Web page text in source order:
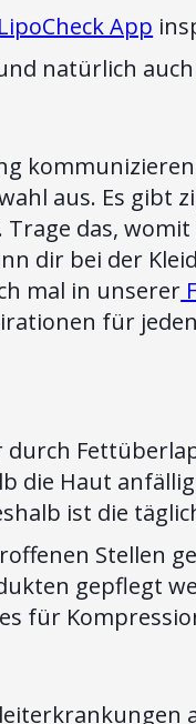
LipoCheck App
natürlich
aus. Es gibt
das,
dir bei der
mal in unserer
für
die Haut
ist die
Stellen
gepflegt
für